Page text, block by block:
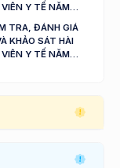
Y TẾ NĂM
TRA, ĐÁNH GIÁ
KHẢO SÁT HÀI
Y TẾ NĂM